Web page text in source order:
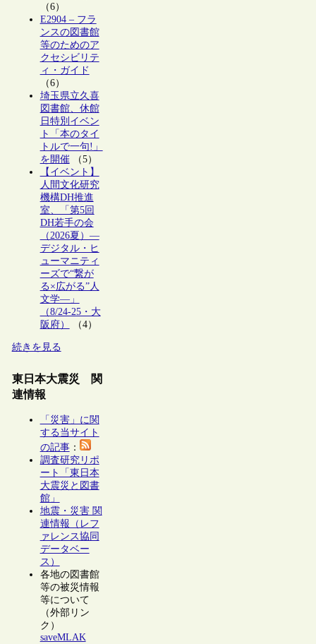
（6）
E2904 – フラ
ンスの図書館
等のためのア
クセシビリテ
ィ・ガイド
（6）
埼玉県立久喜
図書館、休館
日特別イベン
ト「本のタイ
トルで一句!」
を開催（5）
【イベント】
人間文化研究
機構DH推進
室、「第5回
DH若手の会
（2026夏）―
デジタル・ヒ
ューマニティ
ーズで“繋が
る×広がる”人
文学―」
（8/24-25・大
阪府）
（4）
続きを見る
東日本大震災 関
連情報
「災害」に関
する当サイト
の記事：
調査研究リポ
ート「東日本
大震災と図書
館」
地震・災害 関
連情報（レフ
ァレンス協同
データベー
ス）
各地の図書館
等の被災情報
等について
（外部リン
ク）
saveMLAK